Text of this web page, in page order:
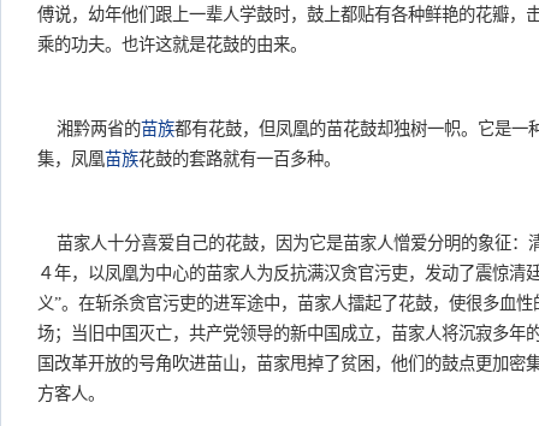
傅说，幼年他们跟上一辈人学鼓时，鼓上都贴有各种鲜艳的花瓣，
乘的功夫。也许这就是花鼓的由来。
湘黔两省的苗族都有花鼓，但凤凰的苗花鼓却独树一帜。它是一
集，凤凰苗族花鼓的套路就有一百多种。
苗家人十分喜爱自己的花鼓，因为它是苗家人憎爱分明的象征：
４年，以凤凰为中心的苗家人为反抗满汉贪官污吏，发动了震惊清
义”。在斩杀贪官污吏的进军途中，苗家人擂起了花鼓，使很多血
场；当旧中国灭亡，共产党领导的新中国成立，苗家人将沉寂多年
国改革开放的号角吹进苗山，苗家甩掉了贫困，他们的鼓点更加密
方客人。